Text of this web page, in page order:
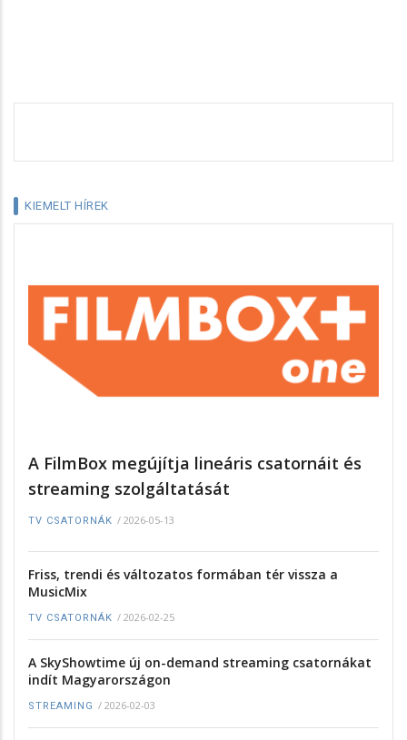
KIEMELT HÍREK
A FilmBox megújítja lineáris csatornáit és
streaming szolgáltatását
TV CSATORNÁK / 2026-05-13
Friss, trendi és változatos formában tér vissza a
MusicMix
TV CSATORNÁK / 2026-02-25
A SkyShowtime új on-demand streaming csatornákat
indít Magyarországon
STREAMING / 2026-02-03